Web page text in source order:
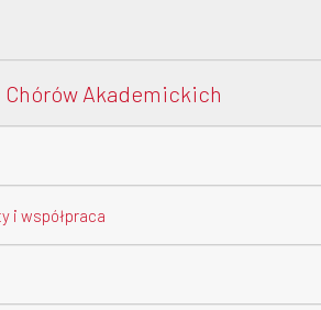
Chórów Akademickich
i współpraca